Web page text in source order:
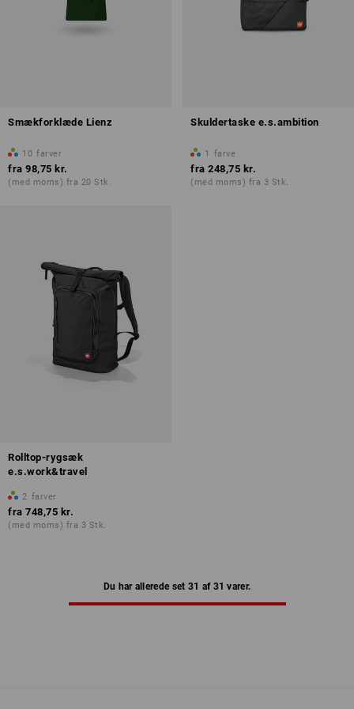
Smækforklæde Lienz
10 farver
fra 98,75 kr.
(med moms) fra 20 Stk.
Skuldertaske e.s.ambition
1 farve
fra 248,75 kr.
(med moms) fra 3 Stk.
Rolltop-rygsæk
e.s.work&travel
2 farver
fra 748,75 kr.
(med moms) fra 3 Stk.
Du har allerede set 31 af 31 varer.